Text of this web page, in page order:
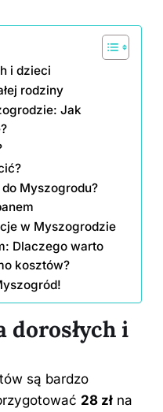
i dzieci
rodziny
Jak
Myszogrodu?
w Myszogrodzie
Dlaczego warto
kosztów?
dorosłych i
są bardzo
28 zł na